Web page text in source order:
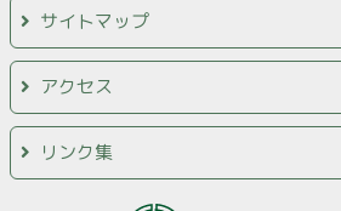
サイトマップ
アクセス
リンク集